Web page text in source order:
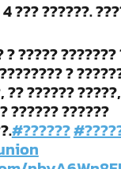
??? ??????.
? ?????
?
?? ??????
?????? ??????
#??????